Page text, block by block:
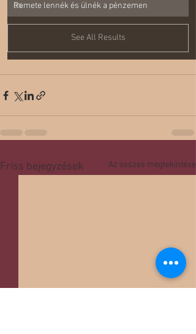
0%
Remete lennék és ülnék a pénzemen
See All Results
Friss bejegyzések Az összes megtekintése